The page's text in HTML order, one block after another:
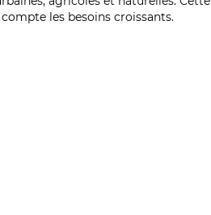
les besoins croissants.